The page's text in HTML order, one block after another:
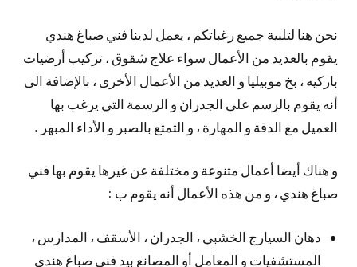
نحن هنا لتلبية جميع رغباتكم ، يعمل لدينا فني صباغ هندي
يقوم بالعديد من الأعمال سواء علاج شقوق ، تركيب أرضيات
باركيه ، بخ موبيليا و العديد من الأعمال الأخرى ، بالإضافة الى
أنه يقوم بالرسم على الجدران و الرسمة التي يرغب بها
العميل مع الدقة و المهارة ، و التمتع بالصبر و الأداء المبهر .
و هناك أيضا أعمال متنوعة و مختلفة عن غيرها يقوم بها فني
صباغ هندي ، و من هذه الأعمال أنه يقوم ب :
دهان السيارج الخشبي ، الجدران ، الأسقف ، المدارس ،
المستشفيات و المعامل أو المصانع بيد فني صباغ هندي